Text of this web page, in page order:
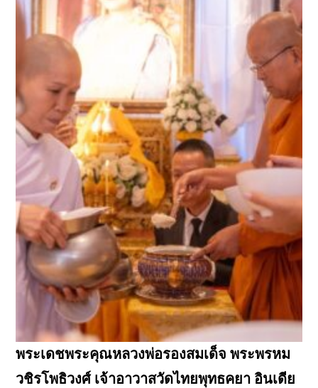
พระเดชพระคุณหลวงพ่อรองสมเด็จ พระพรหม
วชิรโพธิวงศ์ เจ้าอาวาสวัดไทยพุทธคยา อินเดีย